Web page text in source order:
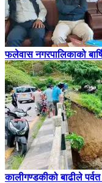
फलेवास नगरपालिकाको
कालीगण्डकीको बाढीले